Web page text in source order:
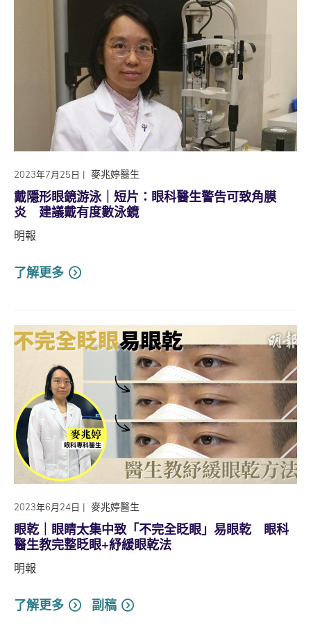
2023年7月25日 | 麥兆婷醫生
戴隱形眼鏡游泳｜短片：眼科醫生警告可致角膜
炎 建議戴有度數泳鏡
明報
了解更多
2023年6月24日 | 麥兆婷醫生
眼乾｜眼睛太集中致「不完全眨眼」易眼乾 眼科
醫生教完整眨眼+紓緩眼乾法
明報
了解更多 副稿